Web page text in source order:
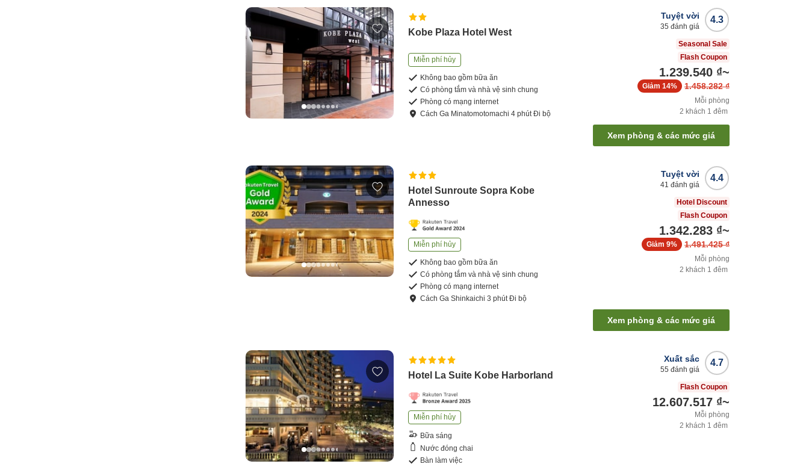
Kobe Plaza Hotel West
Miễn phí hủy
Không bao gồm bữa ăn
Có phòng tắm và nhà vệ sinh chung
Phòng có mạng internet
CáchGa Minatomotomachi 4 phútĐi bộ
4.3
Tuyệt vời
35 đánh giá
Seasonal Sale
Flash Coupon
1.239.540 ₫~
1.458.282 ₫
Giảm 14%
Mỗi phòng
2 khách 1 đêm
Xem phòng & các mức giá
Hotel Sunroute Sopra Kobe
Annesso
Miễn phí hủy
Không bao gồm bữa ăn
Có phòng tắm và nhà vệ sinh chung
Phòng có mạng internet
CáchGa Shinkaichi 3 phútĐi bộ
4.4
Tuyệt vời
41 đánh giá
Hotel Discount
Flash Coupon
1.342.283 ₫~
1.491.425 ₫
Giảm 9%
Mỗi phòng
2 khách 1 đêm
Xem phòng & các mức giá
Hotel La Suite Kobe Harborland
Miễn phí hủy
Bữa sáng
Nước đóng chai
Bàn làm việc
4.7
Xuất sắc
55 đánh giá
Flash Coupon
12.607.517 ₫~
Mỗi phòng
2 khách 1 đêm